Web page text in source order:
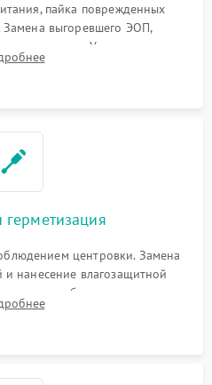
пайка поврежденных
выгоревшего ЭОП,
или матрицы. Ультразвуковая
с линз объектива и
центровки. Замена
и нанесение влагозащитной
объема прицела
запотевания оптики